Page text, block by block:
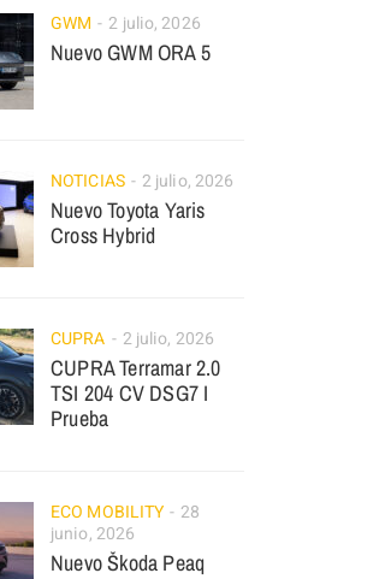
GWM 2 julio, 2026
Nuevo GWM ORA 5
NOTICIAS 2 julio, 2026
Nuevo Toyota Yaris
Cross Hybrid
CUPRA 2 julio, 2026
CUPRA Terramar 2.0
TSI 204 CV DSG7 I
Prueba
ECO MOBILITY
28
junio, 2026
Nuevo Škoda Peaq